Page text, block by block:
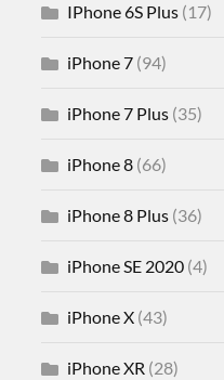
IPhone 6S Plus (17)
iPhone 7 (94)
iPhone 7 Plus (35)
iPhone 8 (66)
iPhone 8 Plus (36)
iPhone SE 2020 (4)
iPhone X (43)
iPhone XR (28)